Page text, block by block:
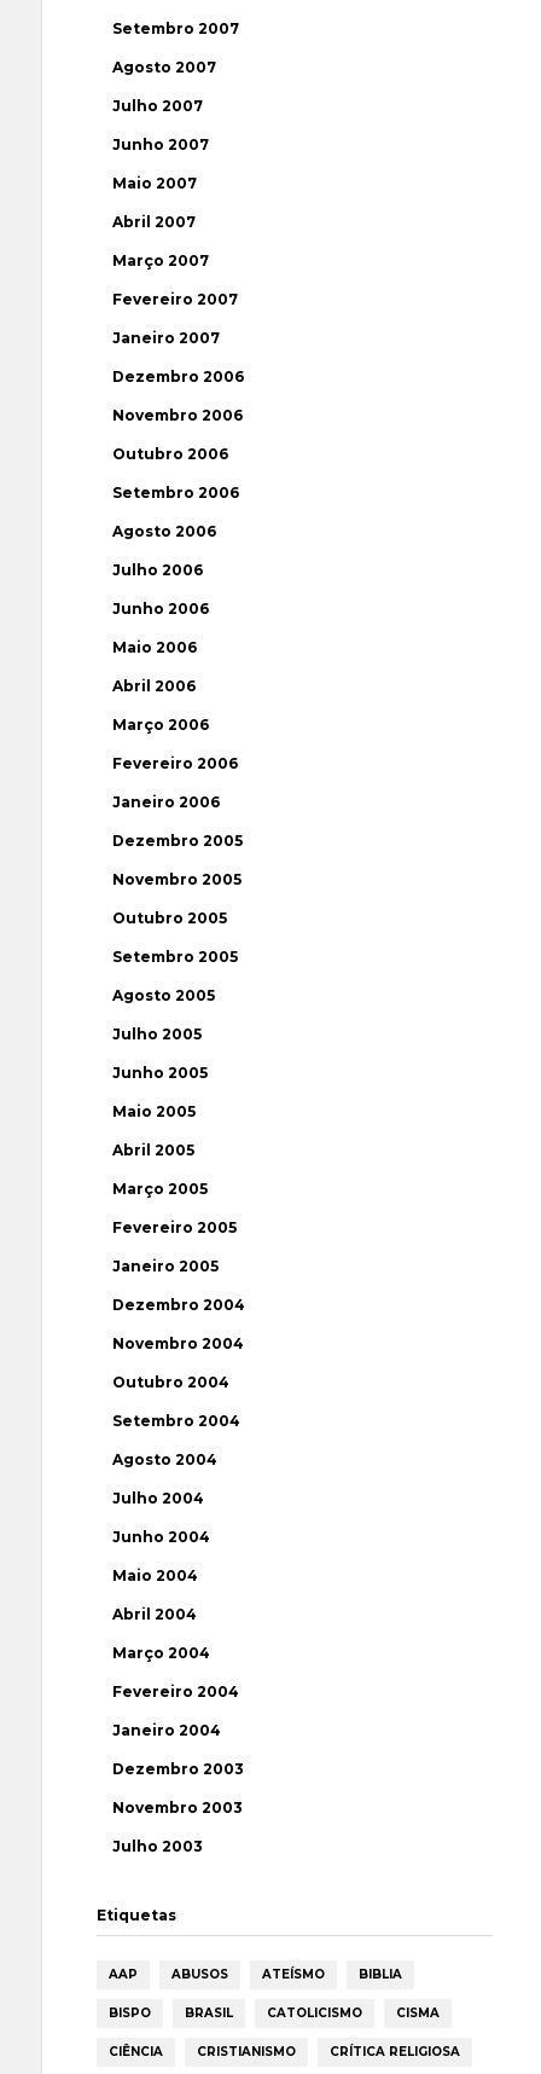
Setembro 2007
Agosto 2007
Julho 2007
Junho 2007
Maio 2007
Abril 2007
Março 2007
Fevereiro 2007
Janeiro 2007
Dezembro 2006
Novembro 2006
Outubro 2006
Setembro 2006
Agosto 2006
Julho 2006
Junho 2006
Maio 2006
Abril 2006
Março 2006
Fevereiro 2006
Janeiro 2006
Dezembro 2005
Novembro 2005
Outubro 2005
Setembro 2005
Agosto 2005
Julho 2005
Junho 2005
Maio 2005
Abril 2005
Março 2005
Fevereiro 2005
Janeiro 2005
Dezembro 2004
Novembro 2004
Outubro 2004
Setembro 2004
Agosto 2004
Julho 2004
Junho 2004
Maio 2004
Abril 2004
Março 2004
Fevereiro 2004
Janeiro 2004
Dezembro 2003
Novembro 2003
Julho 2003
Etiquetas
AAP ABUSOS ATEÍSMO BIBLIA
BISPO BRASIL CATOLICISMO CISMA
CIÊNCIA CRISTIANISMO CRÍTICA RELIGIOSA